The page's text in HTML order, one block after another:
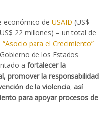
económico de USAID (US$
22 millones) – un total de
“Asocio para el Crecimiento”
de los Estados
a fortalecer la
promover la responsabilidad
de la violencia, así
para apoyar procesos de